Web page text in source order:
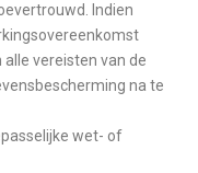
Indien
vereisten van de
na te
wet- of